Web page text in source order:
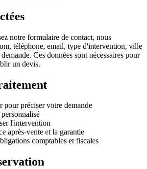
notre formulaire de contact, nous
téléphone, email, type d'intervention, ville
Ces données sont nécessaires pour
un devis.
pour préciser votre demande
l'intervention
après-vente et la garantie
comptables et fiscales